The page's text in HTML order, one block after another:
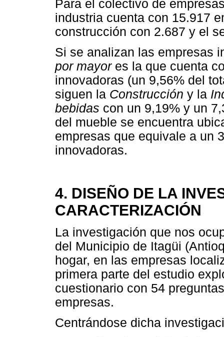
Para el colectivo de
industria cuenta con 15.917
construcción con 2.687 y el
Si se analizan las empresas
por mayores la que cuenta
innovadoras (un 9,56% del
siguen la Construcción y la
bebidas con un 9,19% y un
del mueble se encuentra
empresas que equivale a un
innovadoras.
4. DISEÑO DE LA
CARACTERIZACIÓN
La investigación que nos
del Municipio de Itagüi
hogar, en las empresas
primera parte del estudio
cuestionario con 54
empresas.
Centrándose dicha